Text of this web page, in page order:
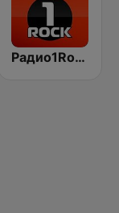
Радио1Rock 98.3 FM ( Radio 1 Rock )